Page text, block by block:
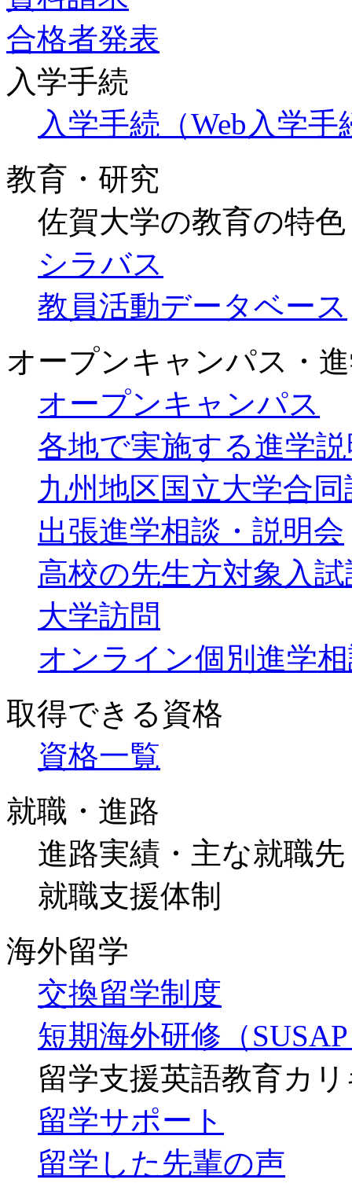
合格者発表
入学手続
入学手続（Web入学
教育・研究
佐賀大学の教育の特色
シラバス
教員活動データベース
オープンキャンパス・
オープンキャンパス
各地で実施する進学
九州地区国立大学合
出張進学相談・説明会
高校の先生方対象入
大学訪問
オンライン個別進学
取得できる資格
資格一覧
就職・進路
進路実績・主な就職先
就職支援体制
海外留学
交換留学制度
短期海外研修（
留学支援英語教育カ
留学サポート
留学した先輩の声